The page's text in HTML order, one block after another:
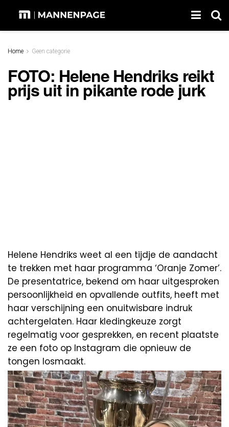
Home Geen categorie
FOTO: Helene Hendriks reikt
prijs uit in pikante rode jurk
Helene Hendriks weet al een tijdje de aandacht
te trekken met haar programma ‘Oranje Zomer’.
De presentatrice, bekend om haar uitgesproken
persoonlijkheid en opvallende outfits, heeft met
haar verschijning een onuitwisbare indruk
achtergelaten. Haar kledingkeuze zorgt
regelmatig voor gesprekken, en recent plaatste
ze een foto op Instagram die opnieuw de
tongen losmaakt.